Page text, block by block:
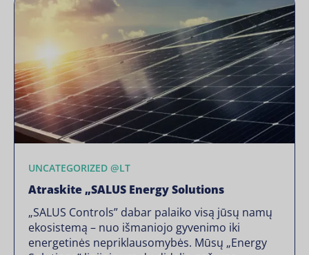
UNCATEGORIZED @LT
Atraskite „SALUS Energy Solutions
„SALUS Controls” dabar palaiko visą jūsų namų
ekosistemą – nuo išmaniojo gyvenimo iki
energetinės nepriklausomybės. Mūsų „Energy